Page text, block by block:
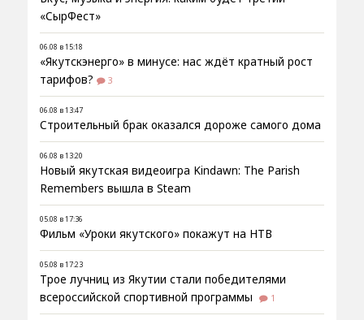
«СырФест»
06.08 в 15:18
«Якутскэнерго» в минусе: нас ждёт кратный рост
тарифов?
3
06.08 в 13:47
Строительный брак оказался дороже самого дома
06.08 в 13:20
Новый якутская видеоигра Kindawn: The Parish
Remembers вышла в Steam
05.08 в 17:36
Фильм «Уроки якутского» покажут на НТВ
05.08 в 17:23
Трое лучниц из Якутии стали победителями
всероссийской спортивной программы
1